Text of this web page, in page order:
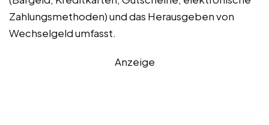
Zahlungsmethoden) und das Herausgeben von
Wechselgeld umfasst.
Anzeige